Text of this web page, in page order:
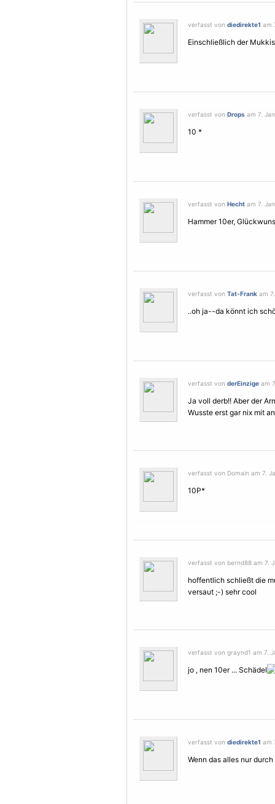
verfasst von diedirekte1 am
Einschließlich der
verfasst von Drops am 7.
10 *
verfasst von Hecht am 7.
Hammer 10er,
verfasst von Tat-Frank am
..oh ja--da könnt ich
verfasst von derEinzige am
Ja voll derb!! Aber der
Wusste erst gar nix mit
verfasst von Domain am 7.
10P*
verfasst von bernd88 am 7.
hoffentlich schließt die
versaut ;-) sehr cool
verfasst von graynd1 am 7.
jo , nen 10er ... Schädel
verfasst von diedirekte1 am
Wenn das alles nur